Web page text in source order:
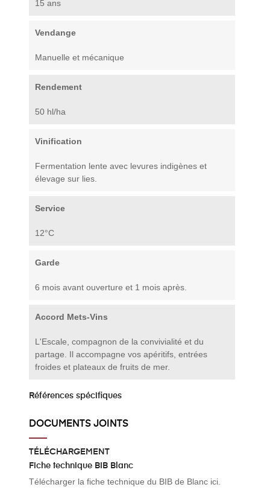
15 ans
Vendange
Manuelle et mécanique
Rendement
50 hl/ha
Vinification
Fermentation lente avec levures indigènes et
élevage sur lies.
Service
12°C
Garde
6 mois avant ouverture et 1 mois après.
Accord Mets-Vins
L'Escale, compagnon de la convivialité et du
partage. Il accompagne vos apéritifs, entrées
froides et plateaux de fruits de mer.
Références spécifiques
DOCUMENTS JOINTS
TÉLÉCHARGEMENT
Fiche technique BIB Blanc
Télécharger la fiche technique du BIB de Blanc ici.